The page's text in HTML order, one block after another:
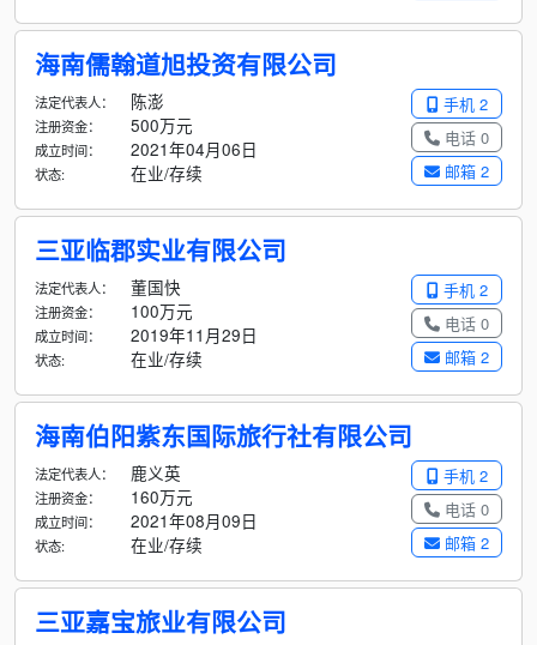
海南儒翰道旭投资有限公司
手机 2
电话 0
邮箱 2
法定代表人： 陈澎
注册资金： 500万元
成立时间： 2021年04月06日
状态: 在业/存续
三亚临郡实业有限公司
手机 2
电话 0
邮箱 2
法定代表人： 董国快
注册资金： 100万元
成立时间： 2019年11月29日
状态: 在业/存续
海南伯阳紫东国际旅行社有限公司
手机 2
电话 0
邮箱 2
法定代表人： 鹿义英
注册资金： 160万元
成立时间： 2021年08月09日
状态: 在业/存续
三亚嘉宝旅业有限公司